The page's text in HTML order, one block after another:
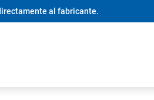
al fabricante.